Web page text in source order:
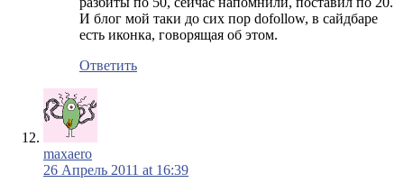
И блог мой таки до сих пор dofollow, в сайдбаре
есть иконка, говорящая об этом.
Ответить
maxaero
26 Апрель 2011 at 16:39